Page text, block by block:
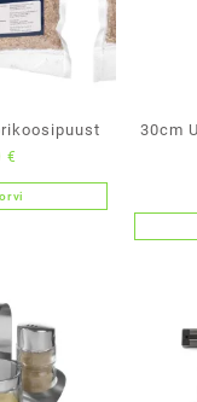
€
30cm